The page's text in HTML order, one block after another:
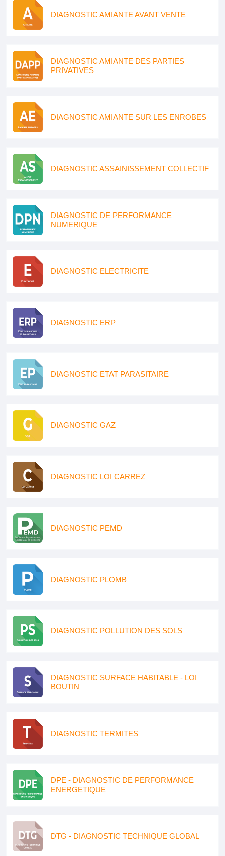
DIAGNOSTIC AMIANTE AVANT VENTE
DIAGNOSTIC AMIANTE DES PARTIES
PRIVATIVES
DIAGNOSTIC AMIANTE SUR LES ENROBES
DIAGNOSTIC ASSAINISSEMENT COLLECTIF
DIAGNOSTIC DE PERFORMANCE
NUMERIQUE
DIAGNOSTIC ELECTRICITE
DIAGNOSTIC ERP
DIAGNOSTIC ETAT PARASITAIRE
DIAGNOSTIC GAZ
DIAGNOSTIC LOI CARREZ
DIAGNOSTIC PEMD
DIAGNOSTIC PLOMB
DIAGNOSTIC POLLUTION DES SOLS
DIAGNOSTIC SURFACE HABITABLE - LOI
BOUTIN
DIAGNOSTIC TERMITES
DPE - DIAGNOSTIC DE PERFORMANCE
ENERGETIQUE
DTG - DIAGNOSTIC TECHNIQUE GLOBAL